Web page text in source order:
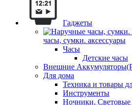
Гаджеты
часы, сумки. аксессуары
Часы
Детские часы
Внешние
Для дома
Техника и товары
Инструменты
Ночники,